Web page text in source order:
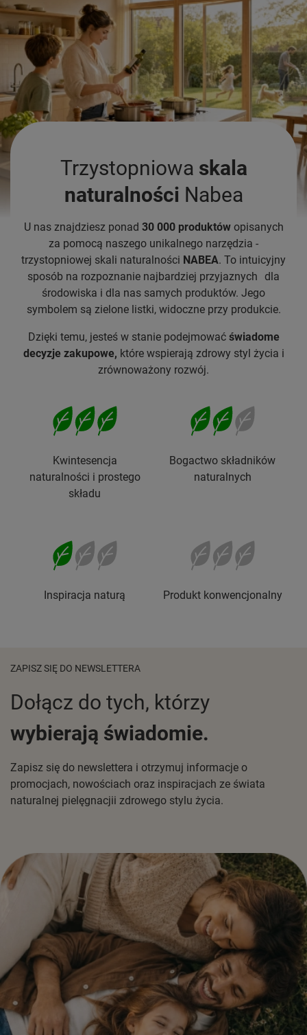
Trzystopniowa skala
naturalności Nabea
U nas znajdziesz ponad 30 000 produktówopisanych
za pomocą naszego unikalnego narzędzia -
trzystopniowej skali naturalności NABEA. To intuicyjny
sposób na rozpoznanie najbardziej przyjaznych dla
środowiska i dla nas samych produktów. Jego
symbolem są zielone listki, widoczne przy produkcie.
Dzięki temu, jesteś w stanie podejmować świadome
decyzje zakupowe, które wspierają zdrowy styl życia i
zrównoważony rozwój.
Kwintesencja
naturalności i prostego
składu
Bogactwo składników
naturalnych
Inspiracja naturą Produkt konwencjonalny
ZAPISZ SIĘ DO NEWSLETTERA
Dołącz do tych, którzy
wybierają świadomie.
Zapisz się do newslettera i otrzymuj informacje o
promocjach, nowościach oraz inspiracjach ze świata
naturalnej pielęgnacjii zdrowego stylu życia.